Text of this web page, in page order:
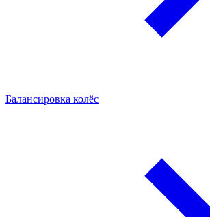
Балансировка колёс